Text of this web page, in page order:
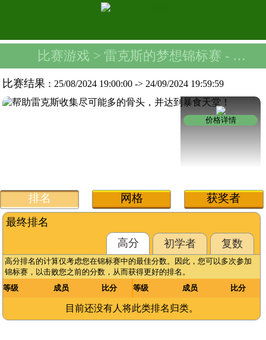
比赛游戏 > 雷克斯的梦想锦标赛 - 8GB
比赛结果 :25/08/2024 19:00:00 -> 24/09/2024 19:59:59
价格详情
排名 网格 获奖者
最终排名
高分
初学者 复数
高分排名的计算仅考虑您在锦标赛中的最佳分数。因此，您可以多次参加
锦标赛，以击败您之前的分数，从而获得更好的排名。
等级
成员 比分 等级 成员 比分
目前还没有人将此类排名归类。